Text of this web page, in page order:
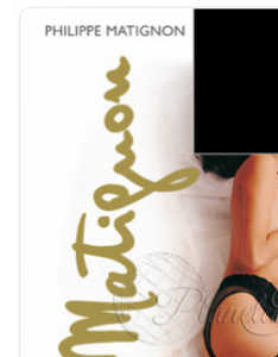
Спортивний Одяг
Для Чоловіків
Для Дітей